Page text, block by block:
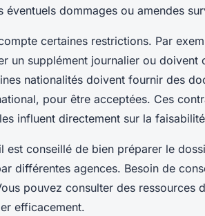
éventuels dommages ou amendes
certaines restrictions. Par
un supplément journalier ou doivent
nationalités doivent fournir des
pour être acceptées. Ces
influent directement sur la
est conseillé de bien préparer le
différentes agences. Besoin de
pouvez consulter des ressources
efficacement.